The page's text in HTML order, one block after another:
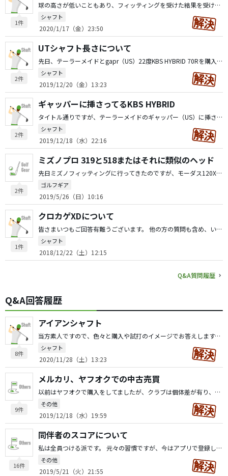
1件
球の高さが低いこともあり、フィッティングを受けた結果を受けてKBSツアーRにアイアンをリシャフトしました。以前はDG S200ツアーイシューです。 バランスは全てD0です。 フレックスはRですが、頼りない感覚は無いです。 まだラウンドは１回ですが、振り切りやすく概ね満足しています。 ただし、ウェッジ（50.54.58）のシャフトはDG S200のままです。 こちらはバランスD3.D5.D5です。 慣れもあるので今のところはそれなりに打てるのですが、先入観も有り、振り感がかなり違うように感じてしまいます。 そこで先々を見据えると重量を揃えた方が良いかなと思っています。 その上で50はショットで使用する機会が多い為、50だけアイアンに合わせるべきか、全て統一するべきか悩んでいます。 それと54.58はアプローチや中途半端な距離で多用する為、バランスを重めにした方が良いのか等々、迷宮入りしてます。 皆様はどのようにされていますか？ ご意見やアドバイス頂ければ幸いです。 宜しくお願い致します。
シャフト
2020/1/17（金）23:50
2件
UTシャフト長さについて
先日、テーラーメイドとgapr（US）22度KBS HYBRID 70Rを購入しましたが、先調子が苦手なのか、軽かったのかしなりを全く感じれず芯に当てることができません。トップばかりです。 そこで今、使用しているタイトリスト 818H1（23）と同じDGツアーホワイトAMTにリシャフトしようと考えています。 ただ、タイトリストの場合シャフト長が39.0インチなのに対してテーラーメイドは40.25インチです。 ショップで確認した限りではどちらの長さでも対応可能でした。 ヘッド重量の違いもあるので一概には言えませんがどちらを選ぶべきでしょうか？ それとも中間の長さが良いのか悩んでいます。 セッティングとしては現状では5W（19）と3U（21）に飛距離差があまりない為、4U（22）5U（25）に切り替えていきたいと考えています。 参考の為、現在のセッティングを下記に記します。 1W M3 10.5 クロカゲXD 60S 5W M5 18度 TOUR AD VR6S ※購入したてなのでリシャフトするかも 3U 816H2 21度 TOUR AD HY85S ※この役割をGAPRにする予定 4U 818H1 23度 ツアーホワイトAMT 5I〜PW AP2 816 DG S200 ツアーイシュー 50.54.58 ボーケイ 改善の余地ありありだと思いますが、上記を踏まえてご指摘、アドバイスお願い致します。
シャフト
2019/12/20（金）13:23
2件
ギャッパーに挿さってるKBS HYBRID
タイトル通りですが、テーラーメイドのギャッパー（US）に挿さっているKBS HYBRIDの情報を知りたいのですが、サイトを見てもネットで探しても見つかりません。 KBSのサイト上にラインナップされているKBS HYBRIDは65.75.85という重量帯ですが、USのギャッパーに挿さっているKBS HYBRIDは70.80.90と重量帯が違います。 もし上記のシャフトの情報が分かる方がいれば教えて下さい。 宜しくお願い致します。
シャフト
2019/12/18（水）22:16
2件
ミズノプロ 319と518またはそれに類似のヘッド
先日ミズノフィッティングに行ってきたのですが、モーダス120Xとミズノプロ 319の組み合わせをを勧められました。ライ角は2度フラットです。シャフトはかなり様々なものを打たせてもらいましたが、上記のものが一番振りやすかったです。 自分としてはオーバースペックではないかな？と思っていますが、確かに振りやすく芯に当たりやすいです。普通のショットもハーフショットも大きなミスなく打てた事に感動しているのですが、実力的な事も含め、まだまだ値段が高いこともあり二の足を踏んでいます。 現在はタイトリスト 712AP2、モーダス120S標準ライ角を使用しており巻き玉に悩んでいます。 打ちたい球筋はフェードです。 どちらかというと現在のクラブは捕まりが良く、かなり逃しながら打たないとフェードは打てません。しかし逃し癖が強くなり過ぎると飛ばないスライスになってしまうので、クラブに頼ってみようかと考えています。 フィッティングに行くまではミズノプロ の518やピンのi210、同じタイトリストのAP3辺りが易しいのかなと、漠然と考えていました。 ミーハーな考えですが、使用プロの活躍もあり、特に最近はミズノプロ のクラブがかなり気になっています。319はかなり上級者向けなイメージがあり、生意気ながら518辺りがステップアップも含め妥当なのかなと感じています。 ヘッド、シャフト含め皆様のアドバイスや自身の感想を教えていただきたく質問しました。 いろんなご意見を聞かせて下さい。
ゴルフギア
2019/5/26（日）10:16
1件
クロカゲXDについて
皆さまいつもご回答有難うございます。 他の方の質問も含め、いつも参考にさせて頂いています。 今回はタイトル通りですが、三菱ケミカルのクロカゲXDについて質問です。 先日フィッティングに行った際に勧められたシャフトです。 色々なヘッド、シャフトを試しましたが飛び抜けて安定していました。 飛距離は特筆するものはありませんでしたが、逆球が出ないこと、ミートが安定する点がかなり気に入りました。 そこで色々と調べてみたところ、US仕様のクロカゲデュアルコアTINIというモデルも上記のXDと同じデュアルコアのようです。 説明等を見ても内容が酷似しています。 両者の違い等分かる方いらっしゃいましたら教えて頂けると有り難いです。 宜しくお願い致します。
シャフト
2018/12/22（土）12:15
Q&A質問履歴
Q&A回答履歴
8件
アイアンシャフト
当方素人ですので、色々と購入や試打のイメージでお答えします。 あくまで参考意見として聞き流してください。 modus105は私も使用していましたが、同じようなフィーリングで高さを抑えたいなら一般論ではmodus125が良いのではないでしょうか。 私の勝手なイメージですが、105はそれなりにハリがあるシャフトなので抑えた球はDG等に比べると打ちにくいように思います。 実際にはスイングとの相性だとは思いますが、 上記のmodus125の他には KBS Cテーパー S DGs200 PJX 6.0 あたりが重さと硬さが増すと思います。
シャフト
2020/11/28（土）13:23
9件
メルカリ、ヤフオクでの中古売買
以前はヤフオクで購入をしてましたが、クラブは個体差が有り、結局は何か違うとなり手放す。ということが多かったので購入は中古ショップで試打して結果が良かったら買います。 売るのはメルカリです。 古いモデルは送料も加味すると下取り価格と大差ない場合もあります。 その場合はショップで売ることもありますが 基本はメルカリです。 ネットの新品価格よりも高く売れることもあります。 特に現行モデルで人気のテーラーメイド、タイトリストはかなり高く売れます。
その他
2019/12/18（水）19:59
16件
同伴者のスコアについて
私は全員つける派です。 元々の習慣ですが、今はアプリで登録しています。そんなに面倒と思った事がありません。 これは性格的なものかもしれませんが、再度聞かれてもイラっとすることもありません。 複数でプレーするスポーツですから何事にもお互い様な部分があるので、余程のマナー違反がなければ気にならないです。 質問者様のように自分にストイックなのも全然アリだと思います。 色んな考え方の方と一緒にプレー出来ることがゴルフの１つの楽しみ方かもしれませんね。 何回もスコアを聞くことがストレスになる方もいるんだなと勉強になりました。
その他
2019/5/21（火）21:55